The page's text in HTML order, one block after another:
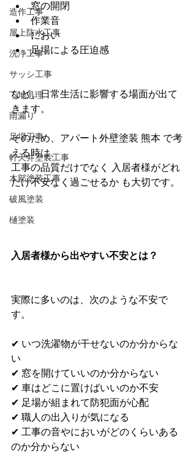
造作工事
屋上防水工事
洗浄工事
サッシ工事
下地処理
雨漏り
足場工事
軒天井塗装工事
木部塗装工事
破風塗装
樋塗装
窓の開閉
作業音
におい
足場による圧迫感
など、日常生活に影響する場面が出て
きます。
そのため、アパート外壁塗装 熊本 で考
える時は、
工事の品質だけでなく 入居者様がどれ
だけ不安なく過ごせるか も大切です。
入居者様から出やすい不安とは？
実際に多いのは、次のような不安で
す。
✔ いつ洗濯物が干せないのか分からな
い
✔ 窓を開けていいのか分からない
✔ 車はどこに置けばいいのか不安
✔ 足場が組まれて防犯面が心配
✔ 職人の出入りが気になる
✔ 工事の音やにおいがどのくらいある
のか分からない